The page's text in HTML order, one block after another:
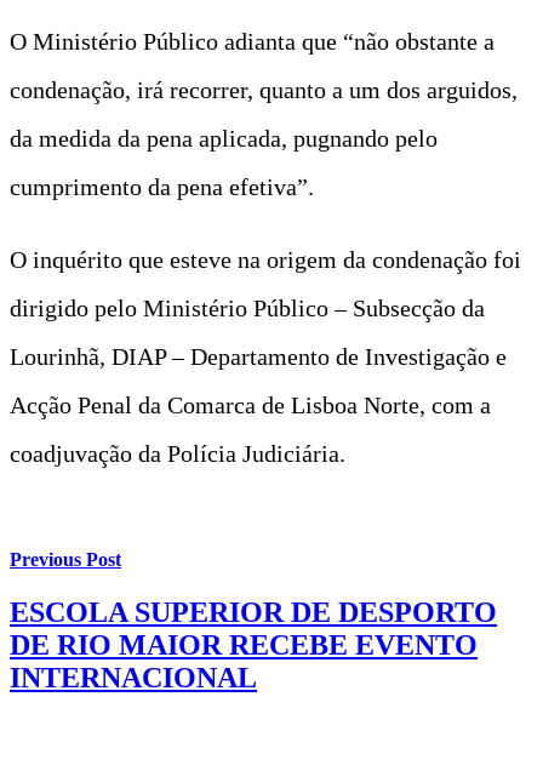
O Ministério Público adianta que “não obstante a
condenação, irá recorrer, quanto a um dos arguidos,
da medida da pena aplicada, pugnando pelo
cumprimento da pena efetiva”.
O inquérito que esteve na origem da condenação foi
dirigido pelo Ministério Público – Subsecção da
Lourinhã, DIAP – Departamento de Investigação e
Acção Penal da Comarca de Lisboa Norte, com a
coadjuvação da Polícia Judiciária.
Previous Post
ESCOLA SUPERIOR DE DESPORTO
DE RIO MAIOR RECEBE EVENTO
INTERNACIONAL